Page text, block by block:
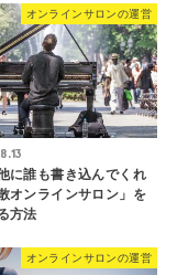
オンラインサロンの運営
に誰も書き込んでくれ
オンラインサロン」を
方法
オンラインサロンの運営